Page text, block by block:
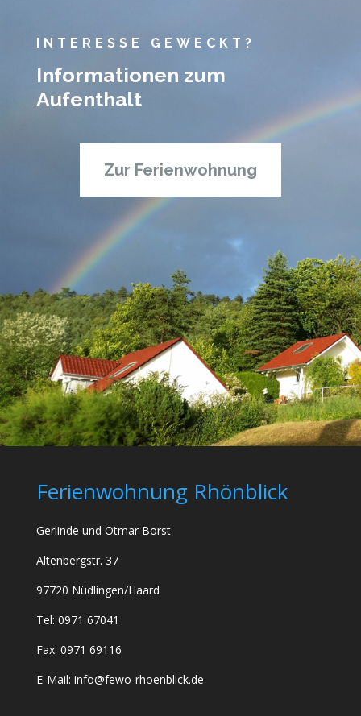
INTERESSE GEWECKT?
Informationen zum
Aufenthalt
Zur Ferienwohnung
Ferienwohnung Rhönblick
Gerlinde und Otmar Borst
Altenbergstr. 37
97720 Nüdlingen/Haard
Tel: 0971 67041
Fax: 0971 69116
E-Mail: info@fewo-rhoenblick.de